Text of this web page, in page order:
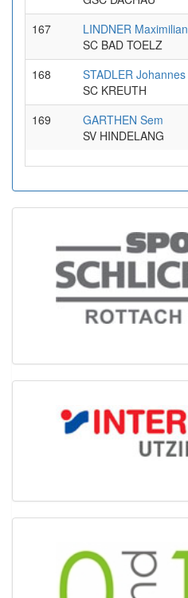
167
LINDNER Maximilian
SC BAD TOELZ
168
STADLER Johannes
SC KREUTH
169
GARTHEN Sem
SV HINDELANG